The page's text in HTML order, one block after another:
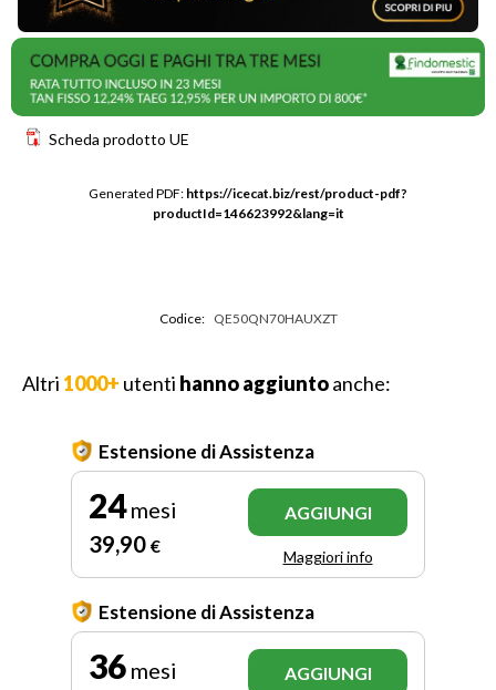
Scheda prodotto UE
Generated PDF: https://icecat.biz/rest/product-pdf?
productId=146623992&lang=it
Codice: QE50QN70HAUXZT
Altri 1000+ utenti hanno aggiuntoanche:
Estensione di Assistenza
24mesi
39,90 €
AGGIUNGI
Maggiori info
Estensione di Assistenza
36 mesi
AGGIUNGI